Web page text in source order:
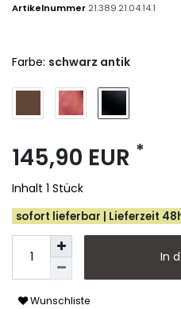
Artikelnummer 21.389.21.04.14.1
Farbe: schwarz antik
145,90 EUR *
Inhalt 1 Stück
sofort lieferbar | Lieferzeit
In
Wunschliste